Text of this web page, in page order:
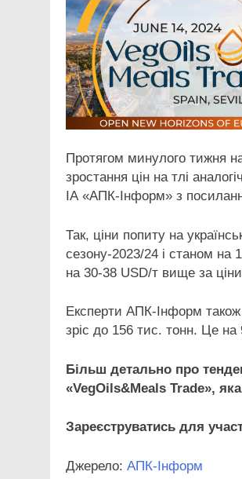
Протягом минулого тижня
зростання цін на тлі
ІА «АПК-Інформ» з
Так, ціни попиту на
сезону-2023/24 і станом
на 30-38 USD/т вище за
Експерти АПК-Інформ
зріс до 156 тис. тонн. Це
Більш детально про
«VegOils&Meals Trade»,
Зареєструватись для
Джерело: АПК-Інформ